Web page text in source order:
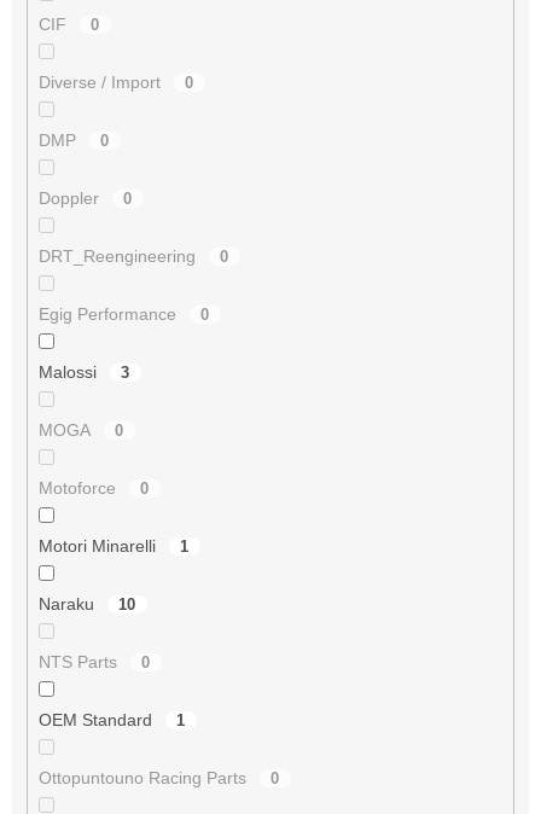
CIF 0
Diverse / Import 0
DMP 0
Doppler 0
DRT_Reengineering 0
Egig Performance 0
Malossi 3
MOGA 0
Motoforce 0
Motori Minarelli 1
Naraku 10
NTS Parts 0
OEM Standard 1
Ottopuntouno Racing Parts 0